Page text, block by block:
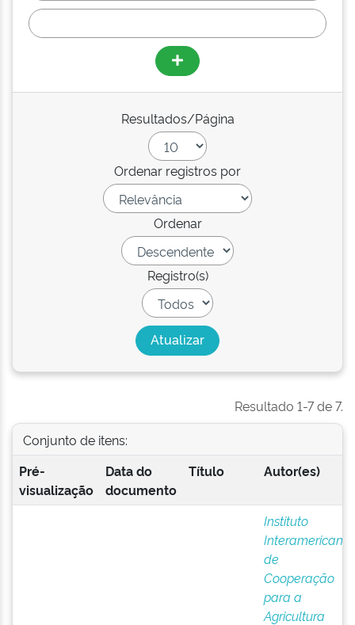
Resultados/Página
Ordenar registros por
Ordenar
Registro(s)
Resultado 1-7 de 7.
Conjunto de itens:
Pré-
visualização
Data do
documento
Título Autor(es)
Instituto
Interamericano
de
Cooperação
para a
Agricultura